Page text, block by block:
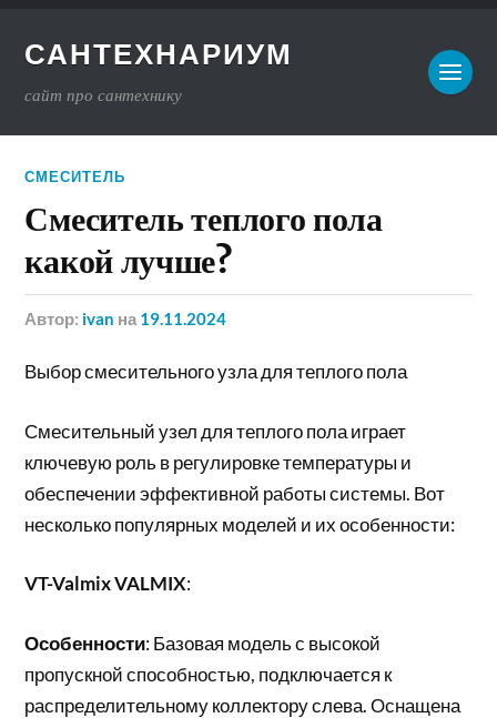
САНТЕХНАРИУМ
сайт про сантехнику
СМЕСИТЕЛЬ
Смеситель теплого пола
какой лучше?
Автор: ivan на 19.11.2024
Выбор смесительного узла для теплого пола
Смесительный узел для теплого пола играет
ключевую роль в регулировке температуры и
обеспечении эффективной работы системы. Вот
несколько популярных моделей и их особенности:
VT-Valmix VALMIX:
Особенности: Базовая модель с высокой
пропускной способностью, подключается к
распределительному коллектору слева. Оснащена